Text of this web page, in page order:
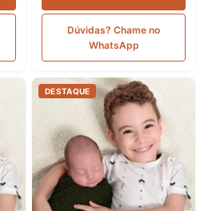
Dúvidas? Chame no
WhatsApp
DESTAQUE